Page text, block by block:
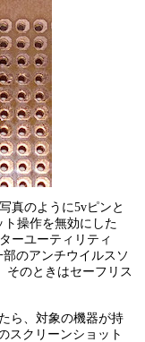
真のように5vピンと
ト操作を無効にした
ーユーティリティ
のアンチウイルスソ
そのときはセーフリス
ら、対象の機器が持
スクリーンショット